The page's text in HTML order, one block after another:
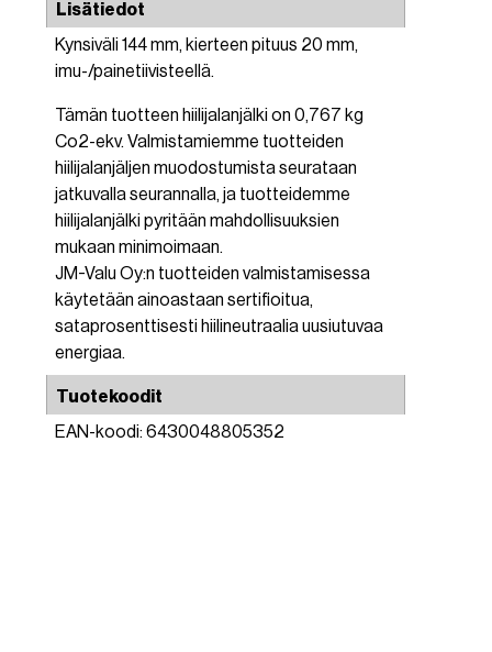
Lisätiedot
Kynsiväli 144 mm, kierteen pituus 20 mm,
imu-/painetiivisteellä.
Tämän tuotteen hiilijalanjälki on 0,767 kg
Co2-ekv. Valmistamiemme tuotteiden
hiilijalanjäljen muodostumista seurataan
jatkuvalla seurannalla, ja tuotteidemme
hiilijalanjälki pyritään mahdollisuuksien
mukaan minimoimaan.
JM-Valu Oy:n tuotteiden valmistamisessa
käytetään ainoastaan sertifioitua,
sataprosenttisesti hiilineutraalia uusiutuvaa
energiaa.
Tuotekoodit
EAN-koodi: 6430048805352